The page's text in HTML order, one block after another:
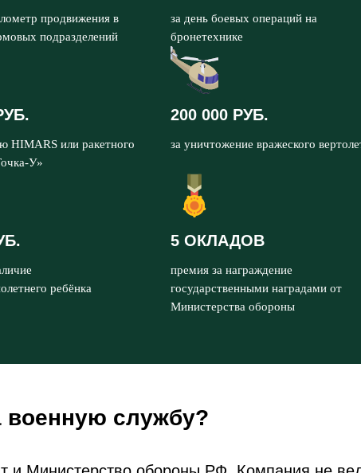
продвижения в
подразделений
за день боевых операций на
бронетехнике
HIMARS или ракетного
У»
200 000 РУБ.
за уничтожение вражеского
ребёнка
5 ОКЛАДОВ
премия за награждение
государственными наградами от
Министерства обороны
службу?